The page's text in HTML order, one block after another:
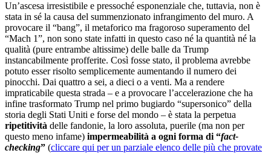
Un’ascesa irresistibile e pressoché esponenziale che, tuttavia, non è
stata in sé la causa del summenzionato infrangimento del muro. A
provocare il “bang”, il metaforico ma fragoroso superamento del
“Mach 1”, non sono state infatti in questo caso né la quantità né la
qualità (pure entrambe altissime) delle balle da Trump
instancabilmente profferite. Così fosse stato, il problema avrebbe
potuto esser risolto semplicemente aumentando il numero dei
pinocchi. Dai quattro a sei, a dieci o a venti. Ma a rendere
impraticabile questa strada – e a provocare l’accelerazione che ha
infine trasformato Trump nel primo bugiardo “supersonico” della
storia degli Stati Uniti e forse del mondo – è stata la perpetua
ripetitività delle fandonie, la loro assoluta, puerile (ma non per
questo meno infame) impermeabilità a ogni forma di “fact-
checking” (cliccare qui per un parziale elenco delle più che provate